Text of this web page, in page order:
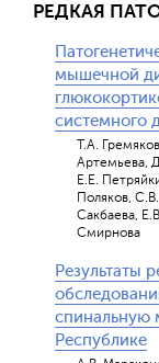
РЕДКАЯ
мышечной
системного
Т.А.
Артемьева,
Е.Е.
Поляков,
Сакбаева,
Смирнова
Результаты
спинальную
Республике